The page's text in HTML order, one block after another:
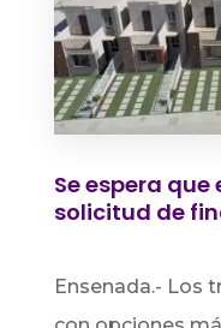
Se espera que
solicitud de
Ensenada.- Los